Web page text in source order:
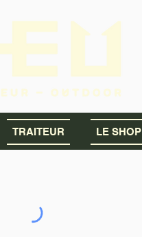
TRAITEUR LE SHOP